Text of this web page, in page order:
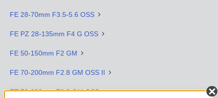
FE 28-70mm F3.5-5.6 OSS
FE PZ 28-135mm F4 G OSS
FE 50-150mm F2 GM
FE 70-200mm F2.8 GM OSS II
FE 70-200mm F2.8 GM OSS